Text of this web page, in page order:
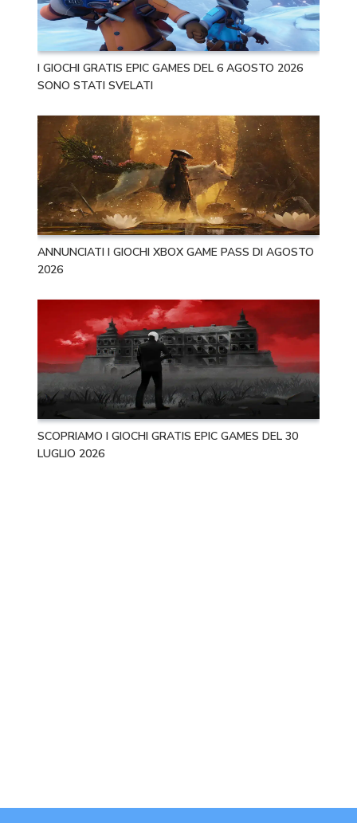
I GIOCHI GRATIS EPIC GAMES DEL 6 AGOSTO 2026
SONO STATI SVELATI
ANNUNCIATI I GIOCHI XBOX GAME PASS DI AGOSTO
2026
SCOPRIAMO I GIOCHI GRATIS EPIC GAMES DEL 30
LUGLIO 2026